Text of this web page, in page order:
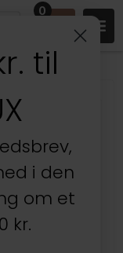
0
til
i den
om et
kr.